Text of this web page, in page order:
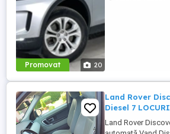
Promovat 20
Land Rover
Diesel 7 LOCURI
Land Rover